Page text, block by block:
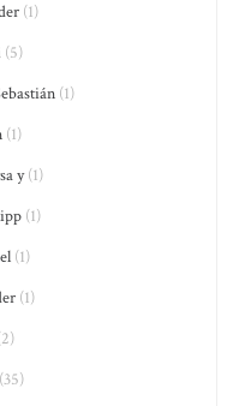
(1)
(5)
(1)
(1)
y(1)
(1)
(1)
(1)
(35)